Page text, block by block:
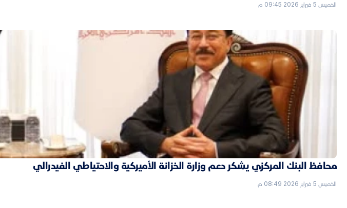
الخميس 5 فبراير 2026 09:45 م
محافظ البنك المركزي يشكر دعم وزارة الخزانة الأميركية والاحتياطي الفيدرالي
الخميس 5 فبراير 2026 08:49 م